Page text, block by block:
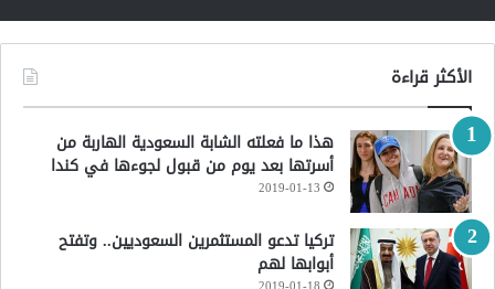
الأكثر قراءة
هذا ما فعلته الشابة السعودية الهاربة من
أسرتها بعد يوم من قبول لجوءها في كندا
2019-01-13
تركيا تدعو المستثمرين السعوديين.. وتفتح
أبوابها لهم